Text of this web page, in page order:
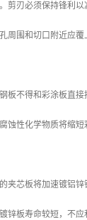
剪刃必须保持锋利
周围和切口附近应
板不得和彩涂板直
蚀性化学物质将缩
夹芯板将加速镀铝
锌板寿命较短，不